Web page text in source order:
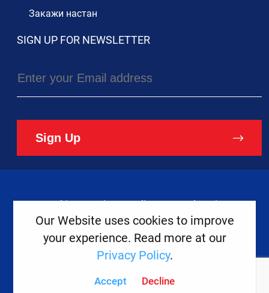
Закажи настан
SIGN UP FOR NEWSLETTER
Sign Up
Copyright ©2026Europe House
Cookies Privacy Policy Legal Notice
Developed
Digital
Our Website uses cookies to improve
your experience. Read more at our
Privacy Policy.
Accept Decline